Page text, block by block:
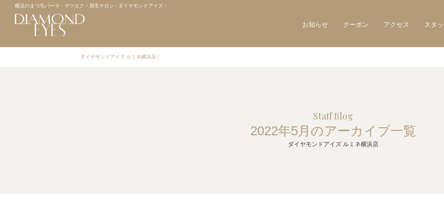
横浜のまつ毛パーマ・マツエク・眉毛サロン - ダイヤモンドアイズ -
お知らせ クーポン アクセス スタ
ダイヤモンドアイズ ルミネ横浜店
Staff Blog
2022年5月のアーカイブ一覧
ダイヤモンドアイズ ルミネ横浜店